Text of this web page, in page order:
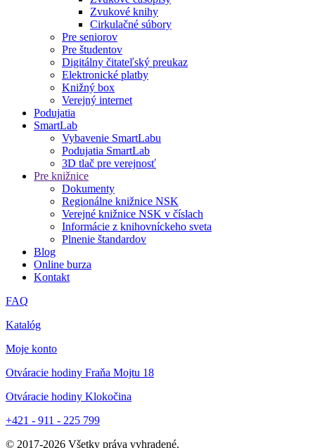
Zvukové knihy
Cirkulačné súbory
Pre seniorov
Pre študentov
Digitálny čitateľský preukaz
Elektronické platby
Knižný box
Verejný internet
Podujatia
SmartLab
Vybavenie SmartLabu
Podujatia SmartLab
3D tlač pre verejnosť
Pre knižnice
Dokumenty
Regionálne knižnice NSK
Verejné knižnice NSK v číslach
Informácie z knihovníckeho sveta
Plnenie štandardov
Blog
Online burza
Kontakt
FAQ
Katalóg
Moje konto
Otváracie hodiny Fraňa Mojtu 18
Otváracie hodiny Klokočina
+421 - 911 - 225 799
© 2017-2026 Všetky práva vyhradené.